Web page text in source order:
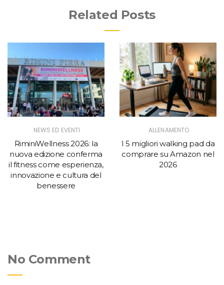
Related Posts
NEWS ED EVENTI
RiminiWellness 2026: la
nuova edizione conferma
il fitness come esperienza,
innovazione e cultura del
benessere
ALLENAMENTO
I 5 migliori walking pad da
comprare su Amazon nel
2026
No Comment